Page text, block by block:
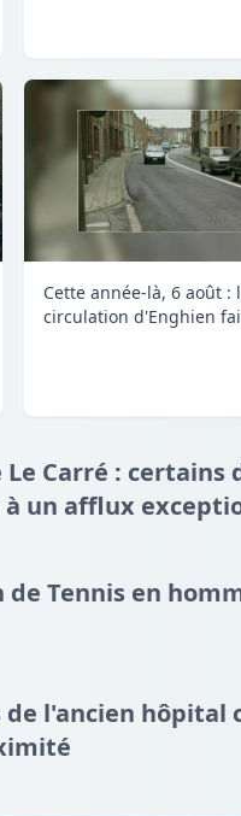
Cette année-là, 6 août :
circulation d'Enghien
Le Carré : certains
un afflux
de Tennis en
de l'ancien hôpital